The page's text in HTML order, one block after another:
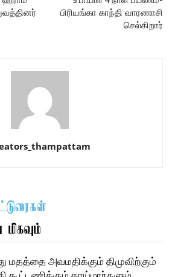
பிரியங்கா காந்தி வாரணாசி
செல்கிறார்
மிகவும்
மதத்தை அவமதிக்கும் திமுவிற்கும்